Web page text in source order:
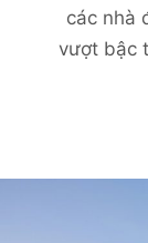
các nhà
vượt bậc